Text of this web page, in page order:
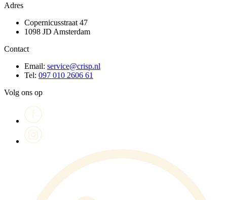
Adres
Copernicusstraat 47
1098 JD Amsterdam
Contact
Email: service@crisp.nl
Tel: 097 010 2606 61
Volg ons op